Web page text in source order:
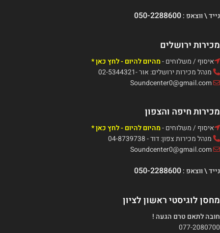
נייד \ ווצאפ :050-2288600
מכירות ירושלים
איסוף / משלוחים -מהיום להיום - לחץ כאן *
מנהל מכירות ירושלים: אור -02-5344321
מכירות חיפה והצפון
איסוף / משלוחים -מהיום להיום - לחץ כאן *
מנהל מכירות צפון: דוד - 04-8739738
נייד \ ווצאפ :050-2288600
מחסן לוגיסטי ראשון לציון
חובה לתאם טרם הגעה !
077-2080700